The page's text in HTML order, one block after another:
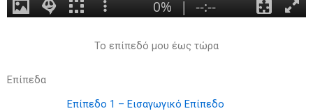
Το επίπεδό μου έως τώρα
Επίπεδα
Επίπεδο 1 – Εισαγωγικό Επίπεδο